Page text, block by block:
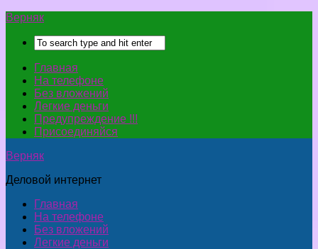
Верняк
Главная
На телефоне
Без вложений
Легкие деньги
Предупреждение !!!
Присоединяйся
Верняк
Деловой интернет
Главная
На телефоне
Без вложений
Легкие деньги